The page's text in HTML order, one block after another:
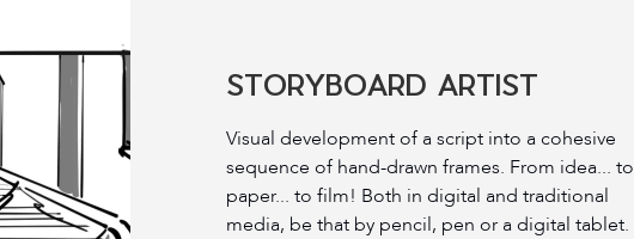
STORYBOARD ARTIST
Visual development of a script into a cohesive
sequence of hand-drawn frames. From idea... to
paper... to film! Both in digital and traditional
media, be that by pencil, pen or a digital tablet.